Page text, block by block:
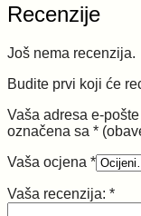
Recenzije
Još nema recenzija.
Budite prvi koji će
Vaša adresa e-
označena sa *
Vaša ocjena *
Vaša recenzija: *